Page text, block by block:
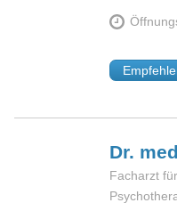
Dr.
Facharzt